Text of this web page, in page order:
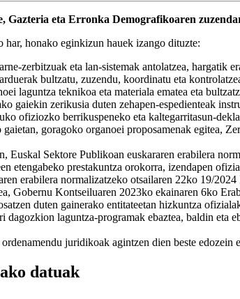
Gazteria eta Erronka Demografikoaren
har, honako eginkizun hauek izango dituzte:
zerbitzuak eta lan-sistemak antolatzea, hargatik
bultzatu, zuzendu, koordinatu eta
laguntza teknikoa eta materiala ematea eta
gaiekin zerikusia duten zehapen-espedienteak
ofiziozko berrikuspeneko eta kaltegarritasun-
gaietan, goragoko organoei proposamenak egitea,
Euskal Sektore Publikoan euskararen erabilera
etengabeko prestakuntza orokorra, izendapen
erabilera normalizatzeko otsailaren 22ko 19/
Gobernu Kontseiluaren 2023ko ekainaren 6ko
duten gainerako entitateetan hizkuntza
dagozkion laguntza-programak ebaztea, baldin eta
juridikoak agintzen dien beste
datuak